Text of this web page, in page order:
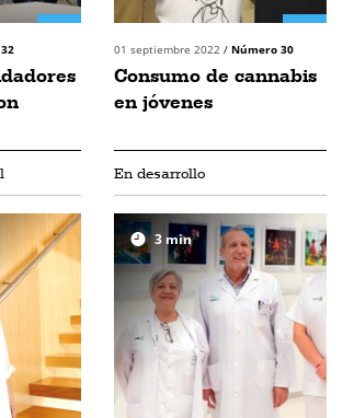
01 septiembre 2022 / Número 30
Consumo de cannabis
en jóvenes
En desarrollo
3 min